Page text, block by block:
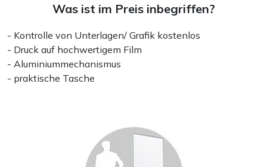
Falzflyer
Was ist im Preis inbegriffen?
- Kontrolle von Unterlagen/ Grafik kostenlos
- Druck auf hochwertigem Film
- Aluminiummechanismus
- praktische Tasche